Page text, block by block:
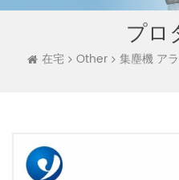
プロ
在宅 Other 集塵機 ア